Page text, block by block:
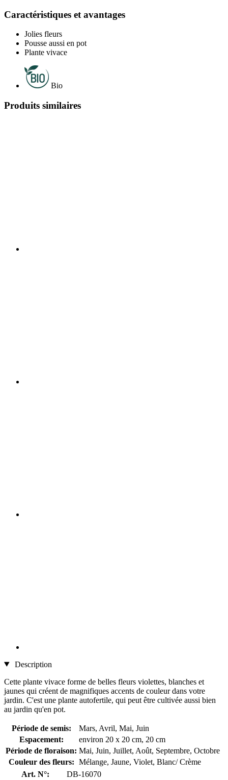
Caractéristiques et avantages
Jolies fleurs
Pousse aussi en pot
Plante vivace
Bio
Produits similaires
Description
Cette plante vivace forme de belles fleurs violettes, blanches et
jaunes qui créent de magnifiques accents de couleur dans votre
jardin. C'est une plante autofertile, qui peut être cultivée aussi bien
au jardin qu'en pot.
Période de semis:
Mars, Avril, Mai, Juin
Espacement:
environ 20 x 20 cm, 20 cm
Période de floraison: Mai, Juin, Juillet, Août, Septembre, Octobre
Couleur des fleurs: Mélange, Jaune, Violet, Blanc/ Crème
Art. N°:
DB-16070